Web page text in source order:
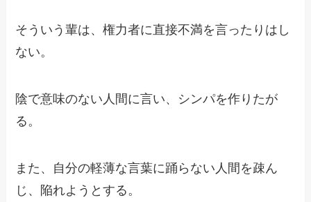
そういう輩は、権力者に直接不満を言ったりはし
ない。
陰で意味のない人間に言い、シンパを作りたが
る。
また、自分の軽薄な言葉に踊らない人間を疎ん
じ、陥れようとする。